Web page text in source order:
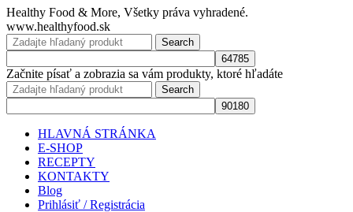
Healthy Food & More, Všetky práva vyhradené.
www.healthyfood.sk
Search
Začnite písať a zobrazia sa vám produkty, ktoré hľadáte
Search
HLAVNÁ STRÁNKA
E-SHOP
RECEPTY
KONTAKTY
Blog
Prihlásiť / Registrácia